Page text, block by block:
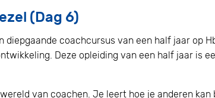
(Dag 6)
diepgaande coachcursus van een half jaar
Deze opleiding van een half jaar is
van coachen. Je leert hoe je anderen